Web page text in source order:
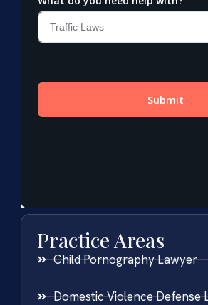
Practice Areas
Child Pornography Lawyer
Domestic Violence Defense